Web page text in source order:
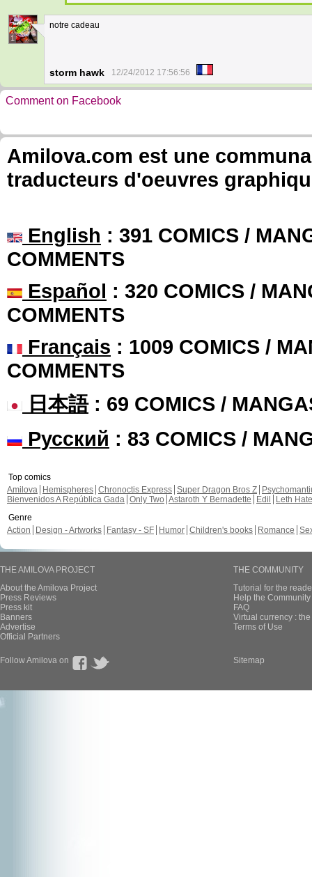
1
notre cadeau
storm hawk 12/24/2012 17:56:56
Comment on Facebook
Amilova.com est une
traducteurs d'oeuvres
English : 391 COMICS /
COMMENTS
Español : 320 COMICS /
COMMENTS
Français : 1009 COMICS /
COMMENTS
日本語: 69 COMICS /
Русский : 83 COMICS /
Top comics
Amilova
Hemispheres Chronoctis Express Super Dragon Bros Z
Bienvenidos A República Gada Only Two Astaroth Y Bernadette Edil
Leth Hate
Genre
Action
Design - Artworks Fantasy - SF Humor Children's books Romance
THE AMILOVA PROJECT
About the Amilova Project
Press Reviews
Press kit
Banners
Advertise
Official Partners
THE COMMUNITY
Tutorial for the
Help the
FAQ
Virtual currency :
Terms of Use
Follow Amilova on Sitemap